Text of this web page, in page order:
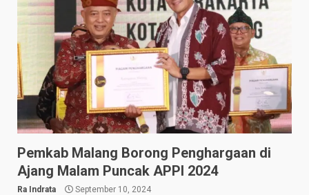
Pemkab Malang Borong Penghargaan di
Ajang Malam Puncak APPI 2024
Ra Indrata September 10, 2024